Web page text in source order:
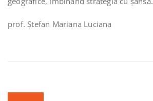
prof. Ștefan Mariana Luciana